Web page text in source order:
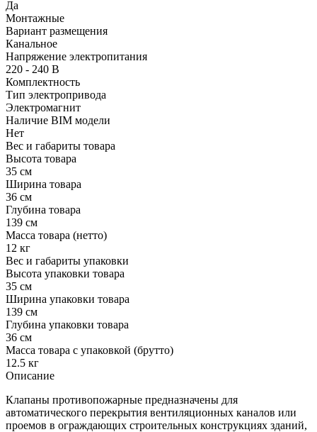
Да
Монтажные
Вариант размещения
Канальное
Напряжение электропитания
220 - 240 В
Комплектность
Тип электропривода
Электромагнит
Наличие BIM модели
Нет
Вес и габариты товара
Высота товара
35 см
Ширина товара
36 см
Глубина товара
139 см
Масса товара (нетто)
12 кг
Вес и габариты упаковки
Высота упаковки товара
35 см
Ширина упаковки товара
139 см
Глубина упаковки товара
36 см
Масса товара с упаковкой (брутто)
12.5 кг
Описание
Клапаны противопожарные предназначены для
автоматического перекрытия вентиляционных каналов или
проемов в ограждающих строительных конструкциях зданий,